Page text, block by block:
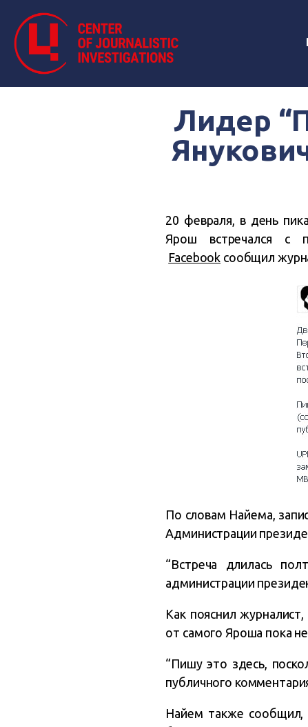
Лидер
20 февраля, в день
Ярош встречался с
Facebook сообщил
По словам Найема,
Администрации
“Встреча длилась
администрации
Как пояснил
от самого Яроша пока
“Пишу это здесь,
публичного
Найем также сообщил,